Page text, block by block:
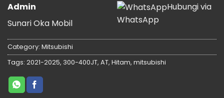
Admin
Sunari Oka Mobil
Hubungi via
WhatsApp
Category: Mitsubishi
Tags: 2021-2025, 300-400JT, AT, Hitam, mitsubishi